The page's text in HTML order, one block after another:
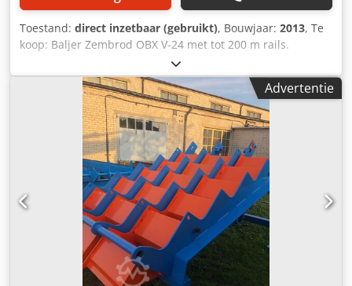
Toestand: direct inzetbaar (gebruikt), Bouwjaar: 2013, Te
koop: Baljer Zembrod OBX V-24 met tot 200 m rails.
Advertentie